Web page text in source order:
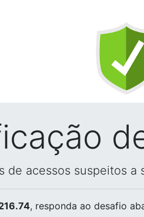
de acessos suspeitos a
, responda ao desafio